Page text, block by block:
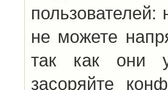
не можете
так как они
засоряйте